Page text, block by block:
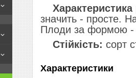
значить - просте.
Плоди за формою -
Стійкість: сорт
Характеристики